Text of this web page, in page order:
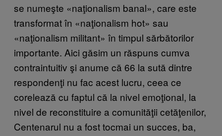
se numeşte «naţionalism banal», care este
transformat în «naţionalism hot» sau
«naţionalism militant» în timpul sărbătorilor
importante. Aici găsim un răspuns cumva
contraintuitiv şi anume că 66 la sută dintre
respondenţi nu fac acest lucru, ceea ce
corelează cu faptul că la nivel emoţional, la
nivel de reconstituire a comunităţii cetăţenilor,
Centenarul nu a fost tocmai un succes, ba,